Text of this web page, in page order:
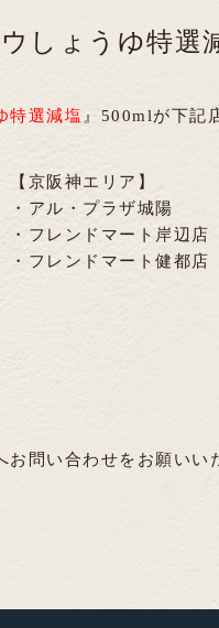
しょうゆ特選
特選減塩 』500mlが下記
エリア】
ル・プラザ城
レンドマート岸
レンドマート健
様 ・アル
店 様 ・
問い合わせをお願いい